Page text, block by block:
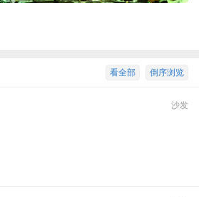
倒序浏览
看全部
沙发